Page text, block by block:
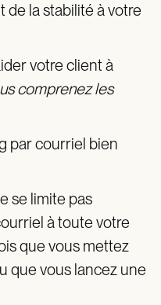
de la stabilité à votre
votre client à
comprenez les
par courriel bien
se limite pas
à toute votre
que vous mettez
que vous lancez une